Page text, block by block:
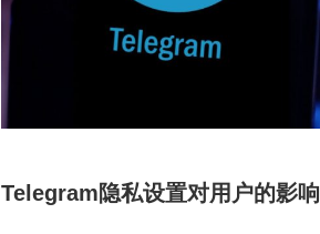
Telegram隐私设置对用户的影响